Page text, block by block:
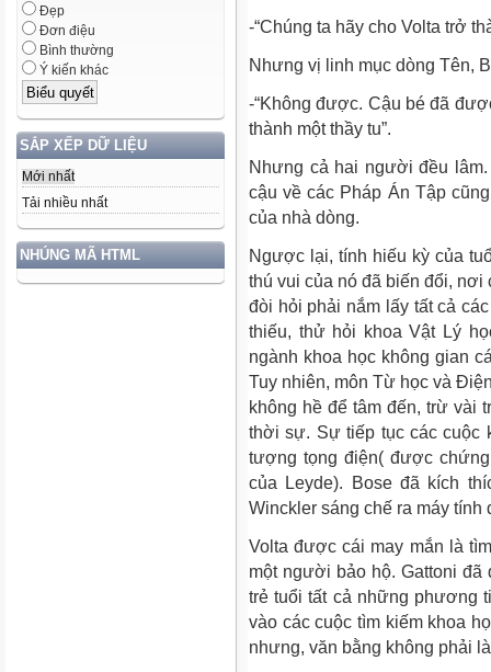
Đẹp
Đơn điệu
Bình thường
Ý kiến khác
SẮP XẾP DỮ LIỆU
Mới nhất
Tải nhiều nhất
NHÚNG MÃ HTML
-“Chúng ta hãy cho Volta trở
Nhưng vị linh mục dòng Tên,
-“Không được. Cậu bé đã
thành một thầy tu”.
Nhưng cả hai người đều
cậu về các Pháp Án Tập
của nhà dòng.
Ngược lại, tính hiếu kỳ của
thú vui của nó đã biến đổi,
đòi hỏi phải nắm lấy tất cả
thiếu, thử hỏi khoa Vật Lý
ngành khoa học không gian
Tuy nhiên, môn Từ học và
không hề để tâm đến, trừ vài
thời sự. Sự tiếp tục các cuộc
tượng tọng điện( được
của Leyde). Bose đã kích
Winckler sáng chế ra máy tính
Volta được cái may mắn là
một người bảo hộ. Gattoni
trẻ tuổi tất cả những phương
vào các cuộc tìm kiếm khoa
nhưng, văn bằng không phải